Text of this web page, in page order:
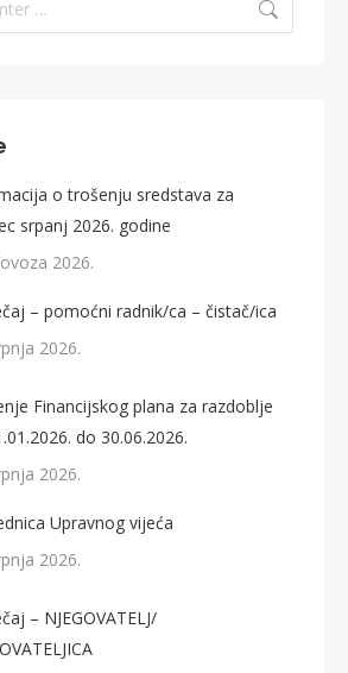
o trošenju sredstava za
srpanj 2026. godine
2026.
– pomoćni radnik/ca – čistač/ica
2026.
Financijskog plana za razdoblje
do 30.06.2026.
2026.
Upravnog vijeća
2026.
– NJEGOVATELJ/